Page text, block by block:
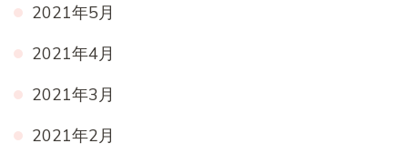
2021年5月
2021年4月
2021年3月
2021年2月